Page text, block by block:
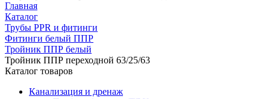
Главная
Каталог
Трубы PPR и фитинги
Фитинги белый ППР
Тройник ППР белый
Тройник ППР переходной 63/25/63
Каталог товаров
Канализация и дренаж